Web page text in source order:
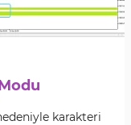
karakteri